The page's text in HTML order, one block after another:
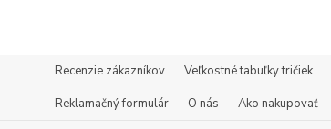
Recenzie zákazníkov Veľkostné tabuľky tričiek
Reklamačný formulár
O nás Ako nakupovať